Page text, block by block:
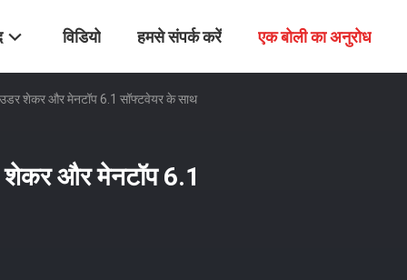
विडियो हमसे संपर्क करें एक बोली का अनुरोध
शेकर और मेनटॉप 6.1 सॉफ्टवेयर के साथ
शेकर और मेनटॉप 6.1